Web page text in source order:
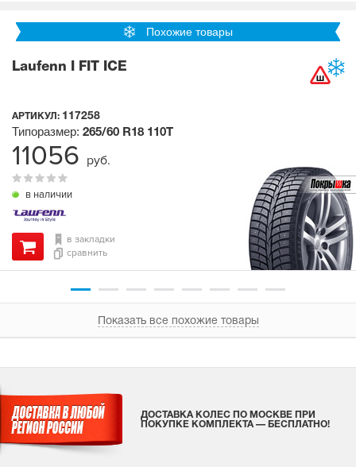
Похожие товары
Laufenn I FIT ICE
АРТИКУЛ: 117258
в наличии
Типоразмер: 265/60 R18 110T
в закладки
сравнить
11056 руб.
Показать все похожие товары
ДОСТАВКА КОЛЕС ПО МОСКВЕ ПРИ
ПОКУПКЕ КОМПЛЕКТА — БЕСПЛАТНО!